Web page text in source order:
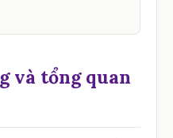
và tổng quan